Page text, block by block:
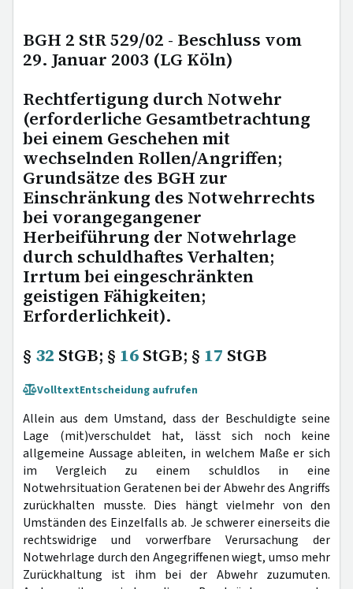
BGH 2 StR 529/02 - Beschluss vom
29. Januar 2003 (LG Köln)
Rechtfertigung durch Notwehr
(erforderliche Gesamtbetrachtung
bei einem Geschehen mit
wechselnden Rollen/Angriffen;
Grundsätze des BGH zur
Einschränkung des Notwehrrechts
bei vorangegangener
Herbeiführung der Notwehrlage
durch schuldhaftes Verhalten;
Irrtum bei eingeschränkten
geistigen Fähigkeiten;
Erforderlichkeit).
§ 32 StGB; § 16 StGB; § 17 StGB
VolltextEntscheidung aufrufen
Allein aus dem Umstand, dass der Beschuldigte seine
Lage (mit)verschuldet hat, lässt sich noch keine
allgemeine Aussage ableiten, in welchem Maße er sich
im Vergleich zu einem schuldlos in eine
Notwehrsituation Geratenen bei der Abwehr des Angriffs
zurückhalten musste. Dies hängt vielmehr von den
Umständen des Einzelfalls ab. Je schwerer einerseits die
rechtswidrige und vorwerfbare Verursachung der
Notwehrlage durch den Angegriffenen wiegt, umso mehr
Zurückhaltung ist ihm bei der Abwehr zuzumuten.